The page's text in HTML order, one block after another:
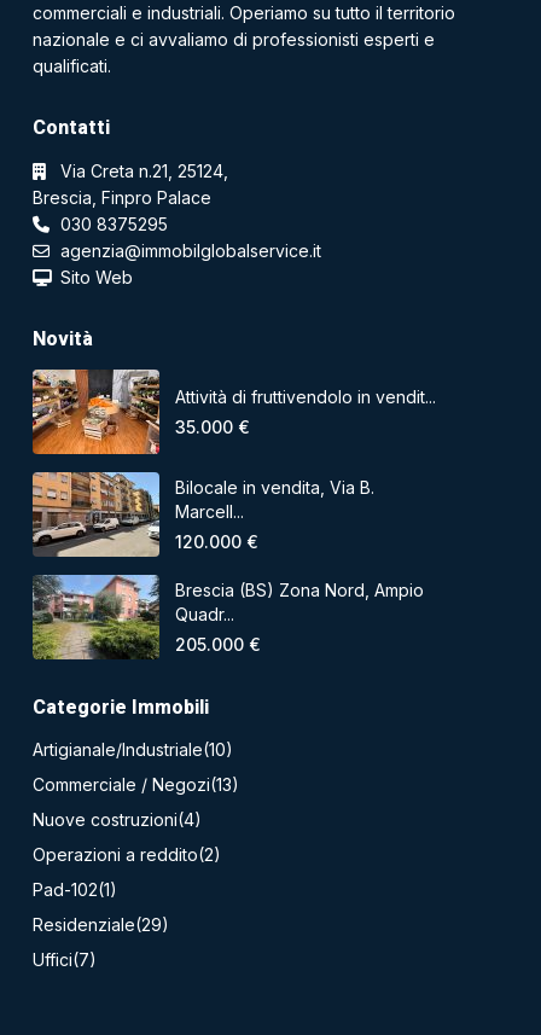
commerciali e industriali. Operiamo su tutto il territorio
nazionale e ci avvaliamo di professionisti esperti e
qualificati.
Contatti
Via Creta n.21, 25124,
Brescia, Finpro Palace
030 8375295
agenzia@immobilglobalservice.it
Sito Web
Novità
Attività di fruttivendolo in vendit...
35.000 €
Bilocale in vendita, Via B.
Marcell...
120.000 €
Brescia (BS) Zona Nord, Ampio
Quadr...
205.000 €
Categorie Immobili
Artigianale/Industriale(10)
Commerciale / Negozi(13)
Nuove costruzioni(4)
Operazioni a reddito(2)
Pad-102(1)
Residenziale(29)
Uffici(7)